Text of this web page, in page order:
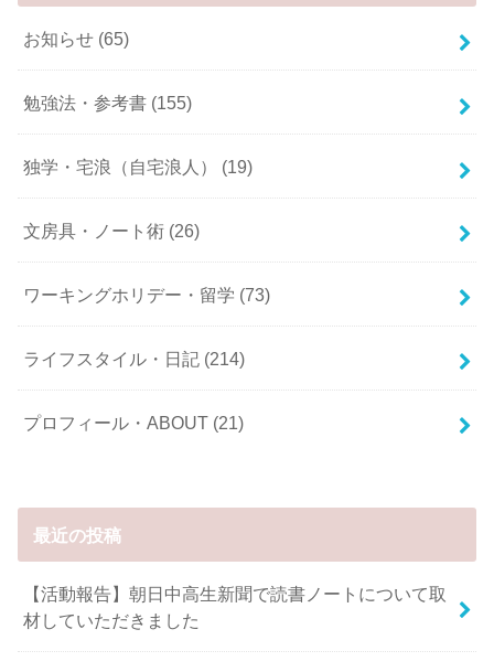
お知らせ (65)
勉強法・参考書 (155)
独学・宅浪（自宅浪人） (19)
文房具・ノート術 (26)
ワーキングホリデー・留学 (73)
ライフスタイル・日記 (214)
プロフィール・ABOUT (21)
最近の投稿
【活動報告】朝日中高生新聞で読書ノートについて取
材していただきました